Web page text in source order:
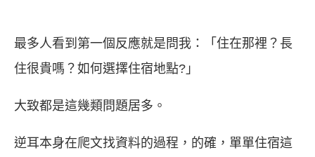
最多人看到第一個反應就是問我：「住在那裡？長
住很貴嗎？如何選擇住宿地點?」
大致都是這幾類問題居多。
逆耳本身在爬文找資料的過程，的確，單單住宿這